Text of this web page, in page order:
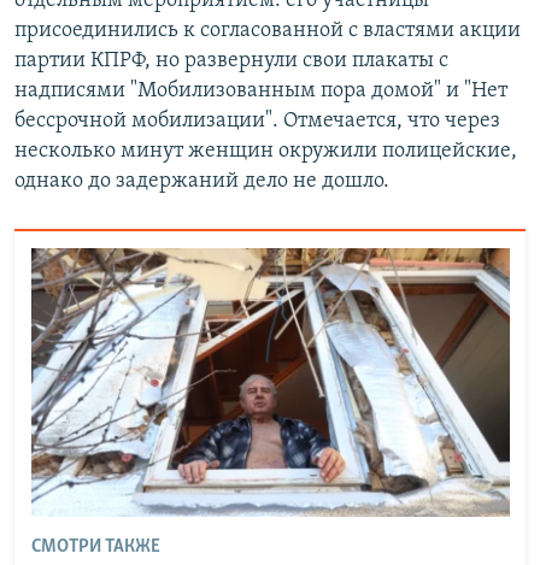
присоединились к согласованной с властями акции
партии КПРФ, но развернули свои плакаты с
надписями "Мобилизованным пора домой" и "Нет
бессрочной мобилизации". Отмечается, что через
несколько минут женщин окружили полицейские,
однако до задержаний дело не дошло.
СМОТРИ ТАКЖЕ